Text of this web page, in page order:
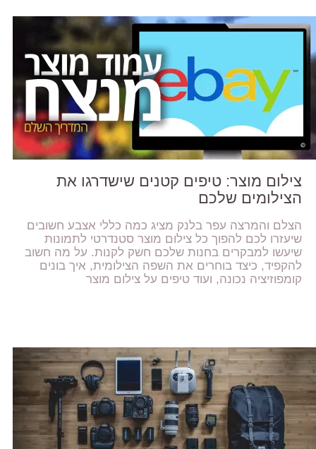
צילום מוצר: טיפים קטנים שישדרגו את
הצילומים שלכם
הצלם והמרצה עפר בלנק מציג כמה כללי אצבע חשובים
שיעזרו לכם להפוך כל צילום מוצר סטנדרטי לתמונות
שיעשו למבקרים בחנות שלכם חשק לקנות. על מה חשוב
להקפיד, כיצד בוחרים את השפה הצילומית, איך בונים
קומפוזיציה נכונה, ועוד טיפים על צילום מוצר